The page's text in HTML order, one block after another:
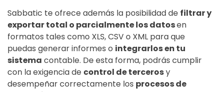
Sabbatic te ofrece además la posibilidad de filtrar y
exportar total o parcialmente los datosen
formatos tales como XLS, CSV o XML para que
puedas generar informes o integrarlos en tu
sistema contable. De esta forma, podrás cumplir
con la exigencia de control de tercerosy
desempeñar correctamente los procesos de